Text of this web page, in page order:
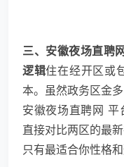
三、安徽夜场直聘
逻辑住在经开区或
本。虽然政务区金
安徽夜场直聘网 平
直接对比两区的最
只有最适合你性格和